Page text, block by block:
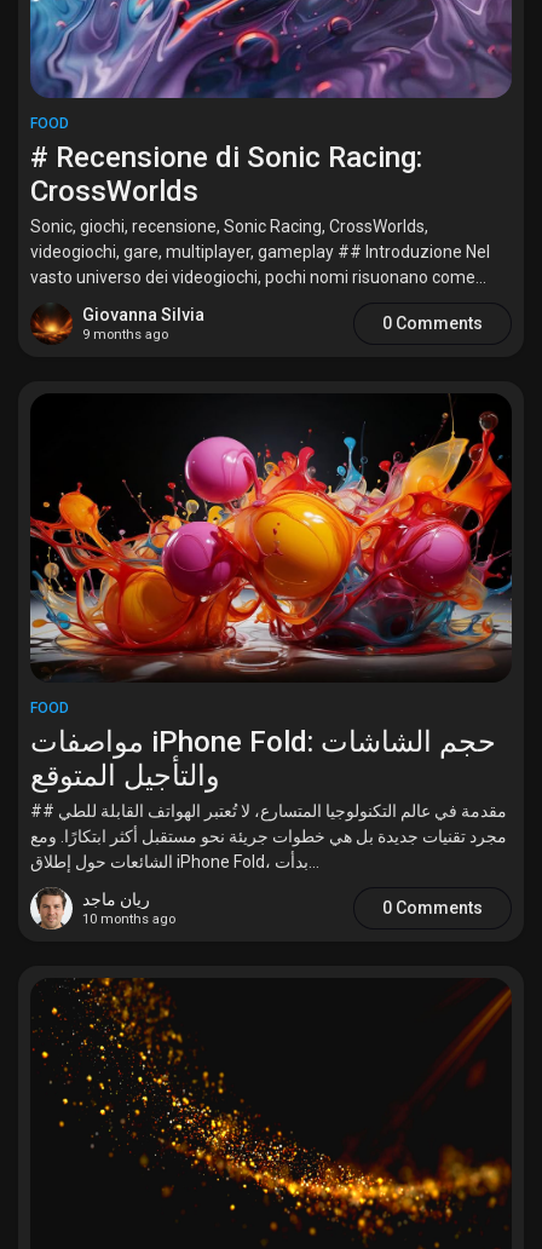
FOOD
# Recensione di Sonic Racing:
CrossWorlds
Sonic, giochi, recensione, Sonic Racing, CrossWorlds,
videogiochi, gare, multiplayer, gameplay ## Introduzione Nel
vasto universo dei videogiochi, pochi nomi risuonano come...
Giovanna Silvia
9 months ago
0 Comments
FOOD
مواصفات iPhone Fold: حجم الشاشات
والتأجيل المتوقع
## مقدمة في عالم التكنولوجيا المتسارع، لا تُعتبر الهواتف القابلة للطي
مجرد تقنيات جديدة بل هي خطوات جريئة نحو مستقبل أكثر ابتكارًا. ومع
ريان ماجد
10 months ago
0 Comments